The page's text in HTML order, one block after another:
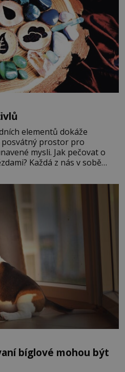
elementů dokáže
prostor pro
mysli. Jak pečovat o
Každá z nás v sobě
pokožky. Ohnivá znamení
Berana, Lva a Střelce v sobě
elán. Vaše
bíglové mohou být